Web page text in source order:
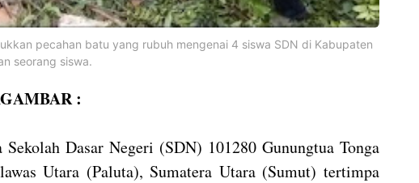
pecahan batu yang rubuh mengenai 4 siswa SDN di Kabupaten
seorang siswa.
:
Dasar Negeri (SDN) 101280 Gunungtua Tonga
Utara (Paluta), Sumatera Utara (Sumut) tertimpa